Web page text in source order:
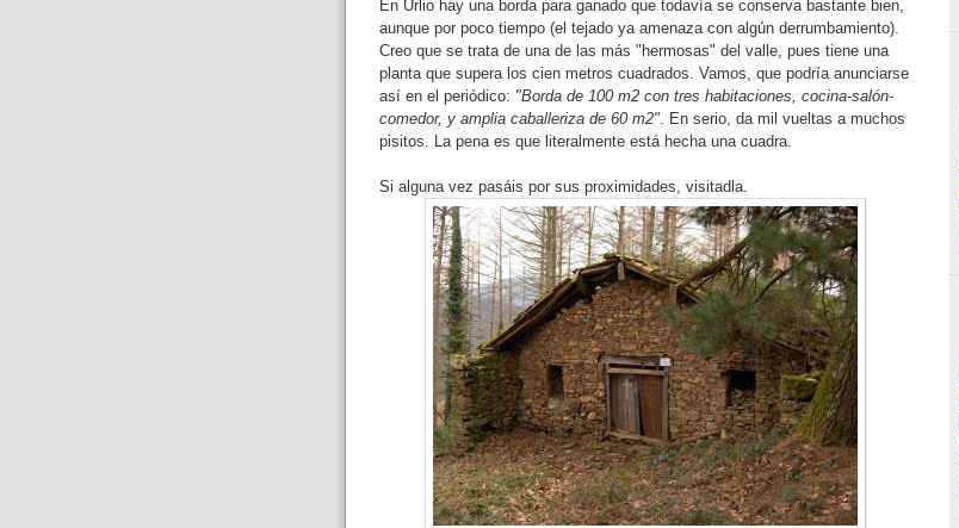
En Urlio hay una borda para ganado que todavía se conserva bastante bien,
aunque por poco tiempo (el tejado ya amenaza con algún derrumbamiento).
Creo que se trata de una de las más "hermosas" del valle, pues tiene una
planta que supera los cien metros cuadrados. Vamos, que podría anunciarse
así en el periódico: "Borda de 100 m2 con tres habitaciones, cocina-salón-
comedor, y amplia caballeriza de 60 m2". En serio, da mil vueltas a muchos
pisitos. La pena es que literalmente está hecha una cuadra.
Si alguna vez pasáis por sus proximidades, visitadla.